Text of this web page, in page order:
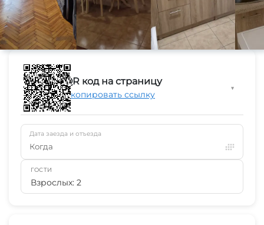
QR код на страницу
Скопировать ссылку
▼
Дата заезда и отъезда
Когда
ГОСТИ
Взрослых: 2